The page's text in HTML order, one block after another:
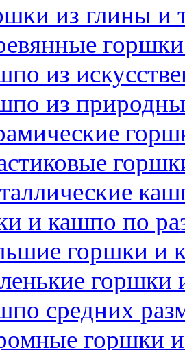
из глины и
из
из
и кашпо по
горшки и
горшки
средних
горшки